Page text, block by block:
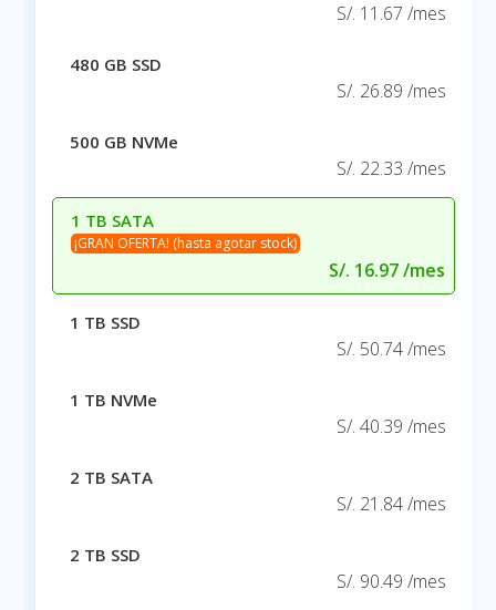
S/. 11.67 /mes
480 GB SSD
S/. 26.89 /mes
500 GB NVMe
S/. 22.33 /mes
1 TB SATA
¡GRAN OFERTA! (hasta agotar stock)
S/. 16.97 /mes
1 TB SSD
S/. 50.74 /mes
1 TB NVMe
S/. 40.39 /mes
2 TB SATA
S/. 21.84 /mes
2 TB SSD
S/. 90.49 /mes